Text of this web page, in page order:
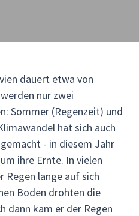
dauert etwa von
nur zwei
Sommer (Regenzeit) und
hat sich auch
- in diesem Jahr
ihre Ernte. In vielen
Regen lange auf sich
Boden drohten die
dann kam er der Regen